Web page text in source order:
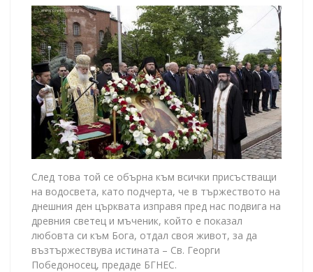
След това той се обърна към всички присъстващи
на водосвета, като подчерта, че в тържеството на
днешния ден църквата изправя пред нас подвига на
древния светец и мъченик, който е показал
любовта си към Бога, отдал своя живот, за да
възтържествува истината – Св. Георги
Победоносец, предаде БГНЕС.